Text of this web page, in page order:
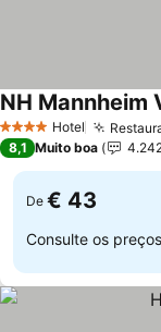
4 EstrelasHotel
NH Mannheim
8,1 Muito boa
De € 43
Consulte os